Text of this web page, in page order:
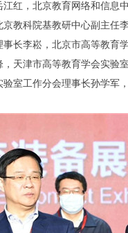
红，北京教育网络和信
教科院基教研中心副主
长李崧，北京市高等教
天津市高等教育学会实
室工作分会理事长孙学